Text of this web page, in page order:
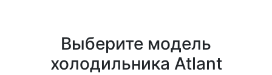
Выберите модель
холодильника Atlant